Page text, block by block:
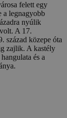
felett egy
a legnagyobb
nyúlik
A 17.
század közepe óta
zajlik. A kastély
és a